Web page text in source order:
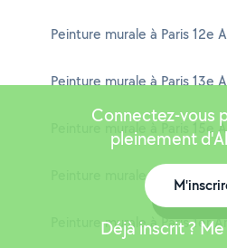
Peinture murale à Paris 12e
Peinture murale à Paris 13e
Peinture murale à Paris 15e
Peinture murale à Paris 3e
Peinture murale à Paris 1er
Connectez-vous
pleinement
Déjà inscrit ?